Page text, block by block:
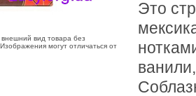
вид товара без
могут отличаться от
Это